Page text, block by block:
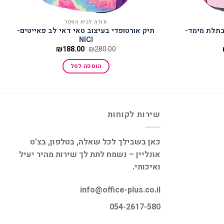
בתלת מימד-
המחיר
חזרה לבית הספר
תיק אורטופדי בעיצוב טאי דאי לב פאייטים-
NICI
₪280.00 המחיר
היה:
₪280.00.
₪188.00
הוספה לסל
שירות לקוחות
כאן בשבילך לכל שאלה, בטלפון, בצ’ט
אונליין – נשמח לתת לך שירות מהיר יעיל
ואיכותי.
info@office-plus.co.il
054-2617-580